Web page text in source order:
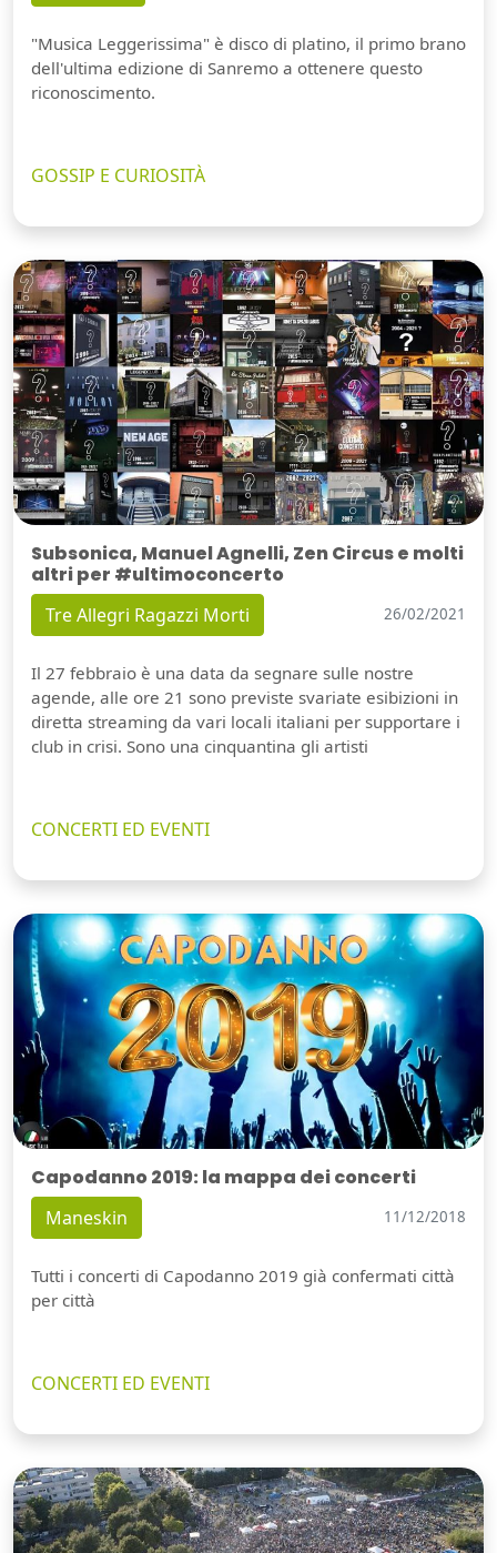
"Musica Leggerissima" è disco di platino, il primo brano
dell'ultima edizione di Sanremo a ottenere questo
riconoscimento.
GOSSIP E CURIOSITÀ
Subsonica, Manuel Agnelli, Zen Circus e molti
altri per #ultimoconcerto
Tre Allegri Ragazzi Morti 26/02/2021
Il 27 febbraio è una data da segnare sulle nostre
agende, alle ore 21 sono previste svariate esibizioni in
diretta streaming da vari locali italiani per supportare i
club in crisi. Sono una cinquantina gli artisti
CONCERTI ED EVENTI
Capodanno 2019: la mappa dei concerti
Maneskin 11/12/2018
Tutti i concerti di Capodanno 2019 già confermati città
per città
CONCERTI ED EVENTI